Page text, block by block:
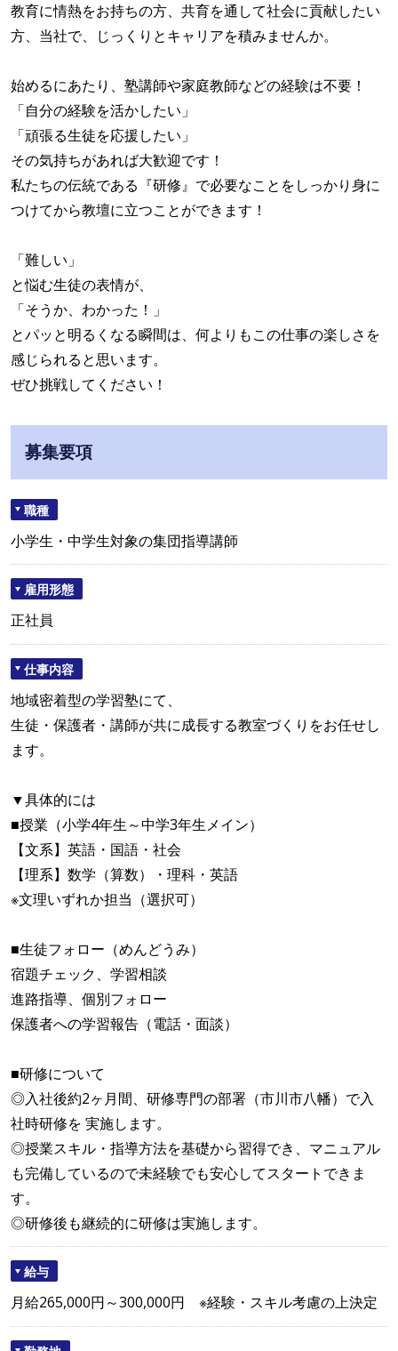
教育に情熱をお持ちの方、共育を通して社会に貢献したい
方、当社で、じっくりとキャリアを積みませんか。
始めるにあたり、塾講師や家庭教師などの経験は不要！
「自分の経験を活かしたい」
「頑張る生徒を応援したい」
その気持ちがあれば大歓迎です！
私たちの伝統である『研修』で必要なことをしっかり身に
つけてから教壇に立つことができます！
「難しい」
と悩む生徒の表情が、
「そうか、わかった！」
とパッと明るくなる瞬間は、何よりもこの仕事の楽しさを
感じられると思います。
ぜひ挑戦してください！
募集要項
職種
小学生・中学生対象の集団指導講師
雇用形態
正社員
仕事内容
地域密着型の学習塾にて、
生徒・保護者・講師が共に成長する教室づくりをお任せし
ます。
▼具体的には
■授業（小学4年生～中学3年生メイン）
【文系】英語・国語・社会
【理系】数学（算数）・理科・英語
※文理いずれか担当（選択可）
■生徒フォロー（めんどうみ）
宿題チェック、学習相談
進路指導、個別フォロー
保護者への学習報告（電話・面談）
■研修について
◎入社後約2ヶ月間、研修専門の部署（市川市八幡）で入
社時研修を 実施します。
◎授業スキル・指導方法を基礎から習得でき、マニュアル
も完備しているので未経験でも安心してスタートできま
す。
◎研修後も継続的に研修は実施します。
給与
月給265,000円～300,000円 ※経験・スキル考慮の上決定